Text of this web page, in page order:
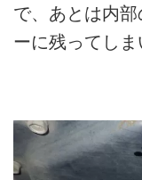
で、あとは内
ーに残ってしま